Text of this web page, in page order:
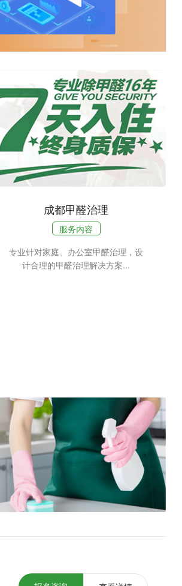
成都甲醛治理
服务内容
专业针对家庭、办公室甲醛治理，设
计合理的甲醛治理解决方案...